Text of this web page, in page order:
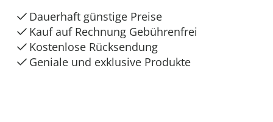
Dauerhaft günstige Preise
Kauf auf Rechnung Gebührenfrei
Kostenlose Rücksendung
Geniale und exklusive Produkte